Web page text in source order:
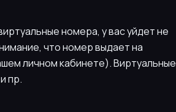
номера, у вас уйдет не
что номер выдает на
личном кабинете). Виртуальные
и пр.